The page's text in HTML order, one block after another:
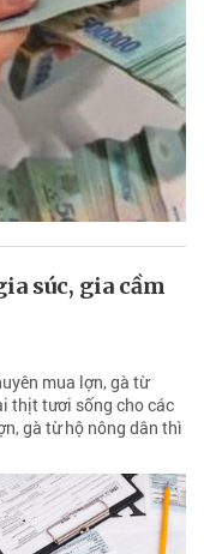
súc, gia cầm
mua lợn, gà từ
thịt tươi sống cho các
gà từ hộ nông dân thì